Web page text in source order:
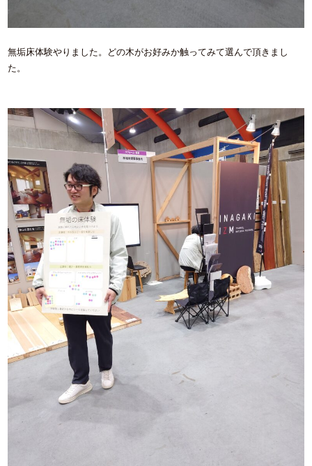
無垢床体験やりました。どの木がお好みか触ってみて選んで頂きまし
た。